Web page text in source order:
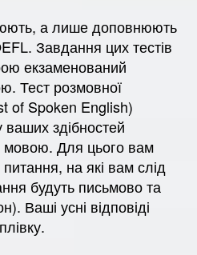
а лише доповнюють
Завдання цих тестів
екзаменований
Тест розмовної
of Spoken English)
ваших здібностей
мовою. Для цього вам
на які вам слід
будуть письмово та
Ваші усні відповіді